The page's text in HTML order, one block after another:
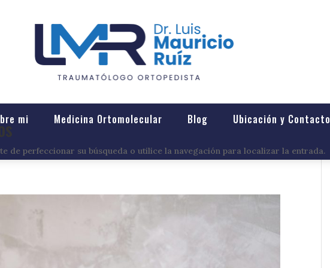
mi Medicina Ortomolecular Blog Ubicación y Contacto
de perfeccionar su búsqueda o utilice la navegación para localizar la entrada.